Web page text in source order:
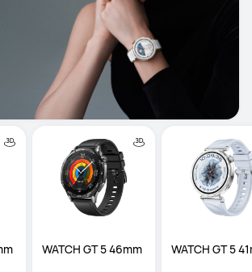
WATCH GT 5 46mm WATCH GT 5